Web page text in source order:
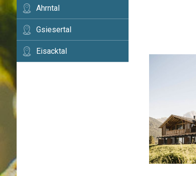
Ahrntal
Gsiesertal
Eisacktal